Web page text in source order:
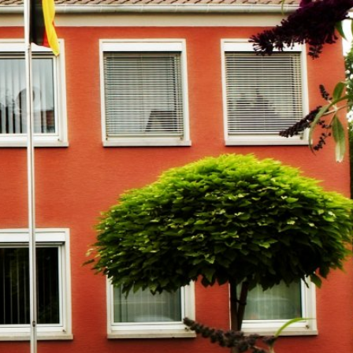
Datenschutz Barrierefreiheit
WIRTSCHAFTSFÖRDERUNG